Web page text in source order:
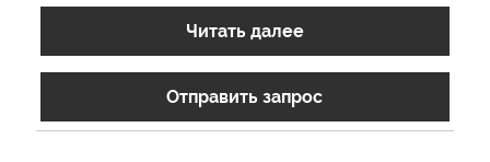
Читать далее
Отправить запрос